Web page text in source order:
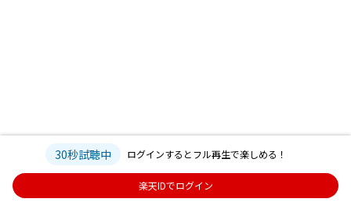
30秒試聴中 ログインするとフル再生で楽しめる！
楽天IDでログイン